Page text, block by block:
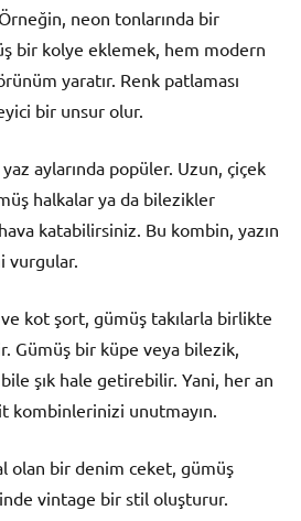
neon tonlarında bir
bir kolye eklemek, hem modern
yaratır. Renk patlaması
bir unsur olur.
aylarında popüler. Uzun, çiçek
halkalar ya da bilezikler
katabilirsiniz. Bu kombin, yazın
vurgular.
kot şort, gümüş takılarla birlikte
Gümüş bir küpe veya bilezik,
şık hale getirebilir. Yani, her an
kombinlerinizi unutmayın.
olan bir denim ceket, gümüş
vintage bir stil oluşturur.